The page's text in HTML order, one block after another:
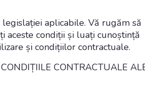
aplicabile. Vă rugăm să
aceste condiții și luați cunoștință
și condițiilor contractuale.
ȚIILE CONTRACTUALE